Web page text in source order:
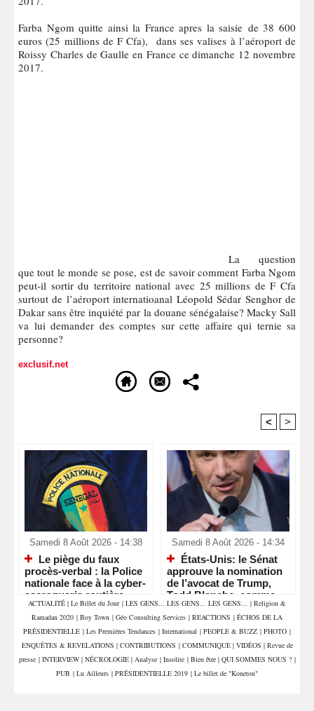
Farba Ngom quitte ainsi la France apres la saisie de 38 600
euros (25 millions de F Cfa), dans ses valises à l’aéroport de
Roissy Charles de Gaulle en France ce dimanche 12 novembre
2017.
La question
que tout le monde se pose, est de savoir comment Farba Ngom
peut-il sortir du territoire national avec 25 millions de F Cfa
surtout de l’aéroport internatioanal Léopold Sédar Senghor de
Dakar sans être inquiété par la douane sénégalaise? Macky Sall
va lui demander des comptes sur cette affaire qui ternie sa
personne?
exclusif.net
< >
Samedi 8 Août 2026 - 14:38
Le piège du faux
procès-verbal : la Police
nationale face à la cyber-
escroquerie routière
Samedi 8 Août 2026 - 14:34
États-Unis: le Sénat
approuve la nomination
de l’avocat de Trump,
Todd Blanche, comme
ministre de la Justice
ACTUALITÉ | Le Billet du Jour | LES GENS... LES GENS... LES GENS... | Religion &
Ramadan 2020 | Boy Town | Géo Consulting Services | REACTIONS | ÉCHOS DE LA
PRÉSIDENTIELLE | Les Premières Tendances | International | PEOPLE & BUZZ | PHOTO |
ENQUÊTES & REVELATIONS | CONTRIBUTIONS | COMMUNIQUE | VIDÉOS | Revue de
presse | INTERVIEW | NÉCROLOGIE | Analyse | Insolite | Bien être | QUI SOMMES NOUS ? |
PUB | Lu Ailleurs | PRÉSIDENTIELLE 2019 | Le billet de "Konetou"